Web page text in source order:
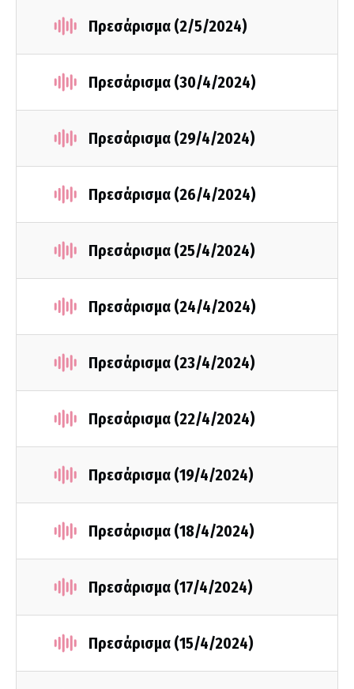
Πρεσάρισμα (2/5/2024)
Πρεσάρισμα (30/4/2024)
Πρεσάρισμα (29/4/2024)
Πρεσάρισμα (26/4/2024)
Πρεσάρισμα (25/4/2024)
Πρεσάρισμα (24/4/2024)
Πρεσάρισμα (23/4/2024)
Πρεσάρισμα (22/4/2024)
Πρεσάρισμα (19/4/2024)
Πρεσάρισμα (18/4/2024)
Πρεσάρισμα (17/4/2024)
Πρεσάρισμα (15/4/2024)